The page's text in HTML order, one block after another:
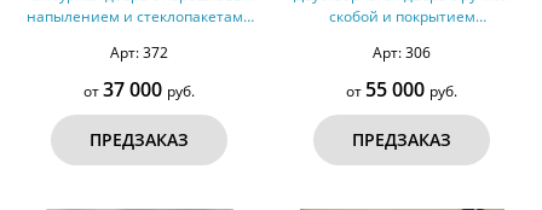
напылением и стеклопакетами
Арт: 372
от37 000 руб.
ПРЕДЗАКАЗ
скобой и покрытием
Арт: 306
от 55 000 руб.
ПРЕДЗАКАЗ